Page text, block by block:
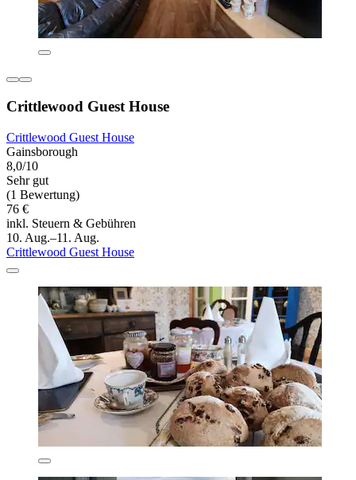
Crittlewood Guest House
Crittlewood Guest House
Gainsborough
8,0/10
Sehr gut
(1 Bewertung)
76 €
inkl. Steuern & Gebühren
10. Aug.–11. Aug.
Crittlewood Guest House